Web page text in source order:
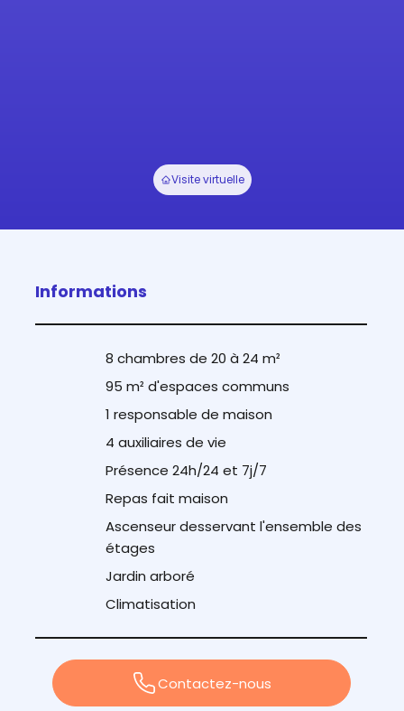
Visite virtuelle
8 chambres de 20 à 24 m²
95 m² d'espaces communs
1 responsable de maison
4 auxiliaires de vie
Présence 24h/24 et 7j/7
Repas fait maison
Ascenseur desservant l'ensemble des
étages
Jardin arboré
Climatisation
Informations
Contactez-nous